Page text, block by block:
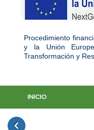
Procedimiento
y la Unión
Transformación y
INICIO